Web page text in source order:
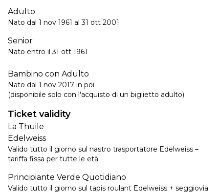
Adulto
Nato dal 1 nov 1961 al 31 ott 2001
Senior
Nato entro il 31 ott 1961
Bambino con Adulto
Nato dal 1 nov 2017 in poi
(disponibile solo con l'acquisto di un biglietto adulto)
Ticket validity
La Thuile
Edelweiss
Valido tutto il giorno sul nastro trasportatore Edelweiss –
tariffa fissa per tutte le età
Principiante Verde Quotidiano
Valido tutto il giorno sul tapis roulant Edelweiss + seggiovia